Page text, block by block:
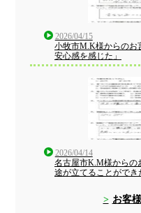
2026/04/15
小牧市M.K様からのお
安心感を感じた」
2026/04/14
名古屋市K.M様からの
途が立てることができ
お客